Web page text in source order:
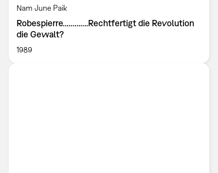
Nam June Paik
Robespierre.............Rechtfertigt die Revolution
die Gewalt?
1989